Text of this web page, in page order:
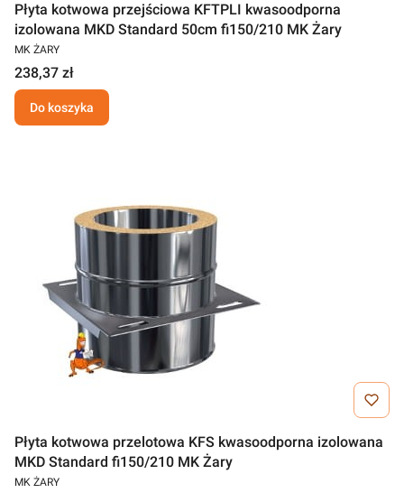
Płyta kotwowa przejściowa KFTPLI kwasoodporna
izolowana MKD Standard 50cm fi150/210 MK Żary
MK ŻARY
238,37 zł
Do koszyka
Płyta kotwowa przelotowa KFS kwasoodporna izolowana
MKD Standard fi150/210 MK Żary
MK ŻARY